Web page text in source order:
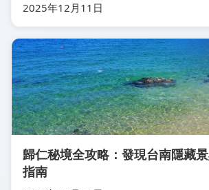
2025年12月11日
歸仁秘境全攻略：發現台南隱藏
指南